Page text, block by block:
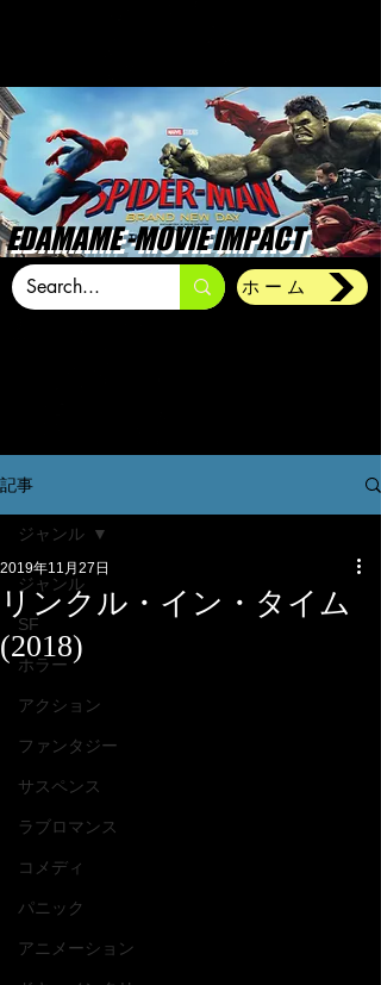
EDAMAME -MOVIE IMPACT
ホーム
記事
ジャンル
SF
ホラー
アクション
ファンタジー
サスペンス
ラブロマンス
コメディ
パニック
アニメーション
ジャンル
リンクル・イン・タイム
(2018)
2019年11月27日